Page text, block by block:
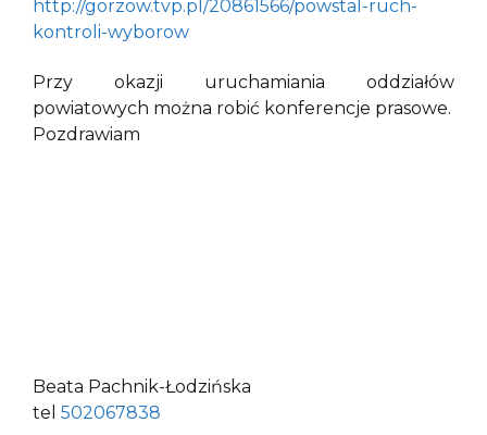
http://gorzow.tvp.pl/20861566/powstal-ruch-
kontroli-wyborow
Przy okazji uruchamiania oddziałów
powiatowych można robić konferencje prasowe.
Pozdrawiam
Beata Pachnik-Łodzińska
tel 502067838